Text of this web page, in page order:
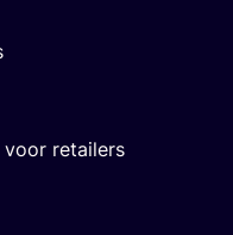
voor retailers